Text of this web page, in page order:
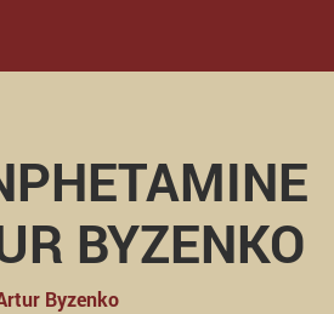
BYZENKO
Byzenko